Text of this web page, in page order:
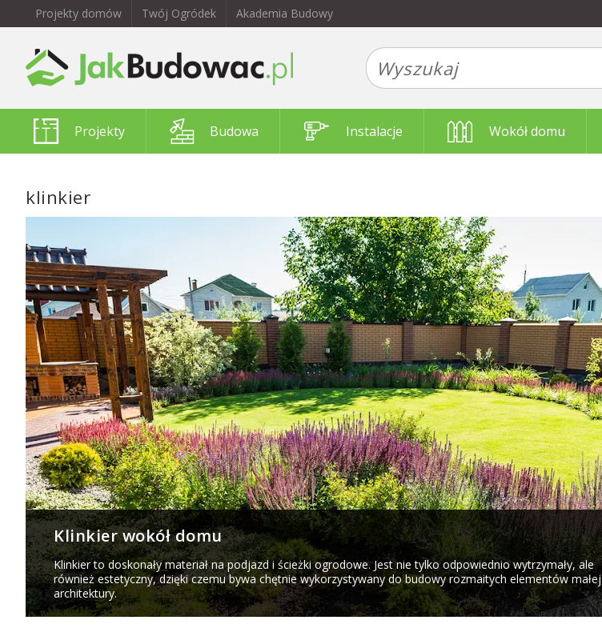
Projekty domów Twój Ogródek Akademia Budowy
Projekty Budowa Instalacje Wokół domu
klinkier
Klinkier wokół domu
Klinkier to doskonały materiał na podjazd i ścieżki ogrodowe. Jest nie tylko odpowiednio wytrzymały, ale
również estetyczny, dzięki czemu bywa chętnie wykorzystywany do budowy rozmaitych elementów małej
architektury.